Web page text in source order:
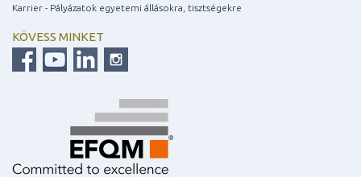
Karrier - Pályázatok egyetemi állásokra, tisztségekre
KÖVESS MINKET